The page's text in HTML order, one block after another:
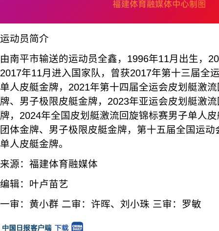
运动员简介
由南平市输送的运动员全鑫，1996年11月出生，
2017年11月进入国家队，曾获2017年第十三届全
单人皮艇金牌，2021年第十四届全运会皮划艇激
牌、男子极限皮艇金牌，2023年亚运会皮划艇激
牌，2024年全国皮划艇激流回旋锦标赛男子单人
团体金牌、男子极限皮艇金牌，第十五届全国运
单人皮艇金牌。
来源：福建体育融媒体
编辑：叶卢苗艺
一审：黄小群 二审：许晖、刘小珠 三审：罗敏